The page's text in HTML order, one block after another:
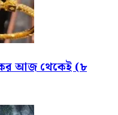
আজ থেকেই (৮